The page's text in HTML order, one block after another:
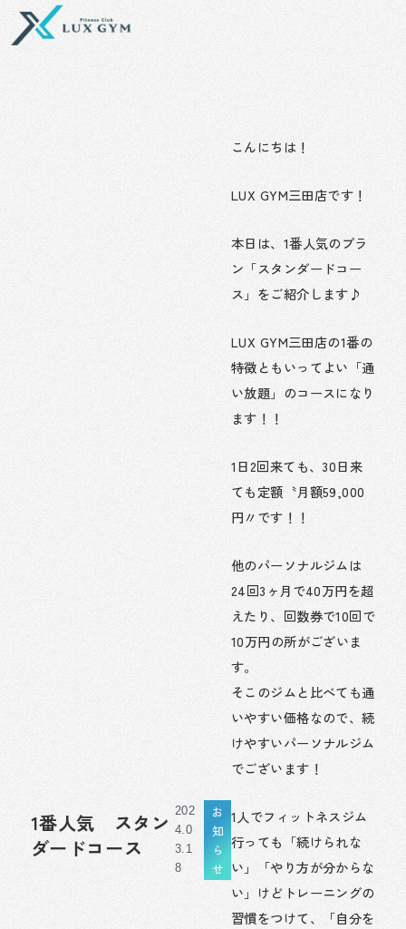
を
1番人気 スタン
ダードコース
202
4.0
3.1
8
お
知
ら
せ
こんにちは！
LUX GYM三田店です！
本日は、1番人気のプラ
ン「スタンダードコー
ス」をご紹介します♪
LUX GYM三田店の1番の
特徴ともいってよい「通
い放題」のコースになり
ます！！
1日2回来ても、30日来
ても定額〝月額59,000
円〃です！！
他のパーソナルジムは
24回3ヶ月で40万円を超
えたり、回数券で10回で
10万円の所がございま
す。
そこのジムと比べても通
いやすい価格なので、続
けやすいパーソナルジム
でございます！
1人でフィットネスジム
行っても「続けられな
い」「やり方が分からな
い」けどトレーニングの
習慣をつけて、「自分を